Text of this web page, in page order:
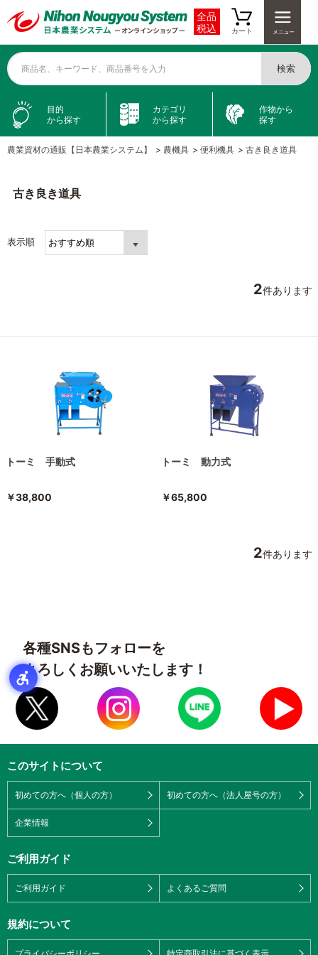
全品
税込
カート
商品名、キーワード、商品番号を入力 検索
目的
から探す
カテゴリ
から探す
作物から
探す
農業資材の通販【日本農業システム】 > 農機具 > 便利機具 > 古き良き道具
古き良き道具
表示順
2件あります
トーミ 手動式
￥38,800
トーミ 動力式
￥65,800
2件あります
各種SNSもフォローを
よろしくお願いいたします！
このサイトについて
初めての方へ（個人の方） 初めての方へ（法人屋号の方）
企業情報
ご利用ガイド
ご利用ガイド よくあるご質問
規約について